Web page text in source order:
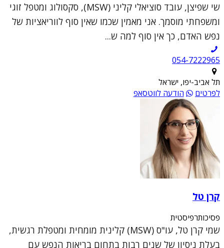
שי שפיצן, עובד סוציאלי קליני (MSW), סקסולוג ומטפל זוגי
ומשפחתי מוסמך. אני מאמין שכמו שאין סוף לווריאציות של
נפש האדם, כך אין סוף למה ש...
054-7222965
תל אביב-יפו, ישראל
לפרטים
הודעה לווטסאפ
קרן טל
פסיכותרפיסטית
שמי קרן טל, עו"ס (MSW) קלינית מומחית ומטפלת רגשית,
בעלת ניסיון של שנים רבות בתחום בריאות הנפש עם